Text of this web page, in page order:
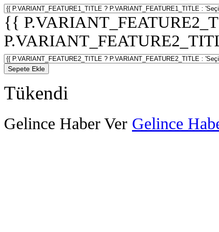
{{
Sepete Ekle
Tükendi
Gelince Haber Ver Gelince